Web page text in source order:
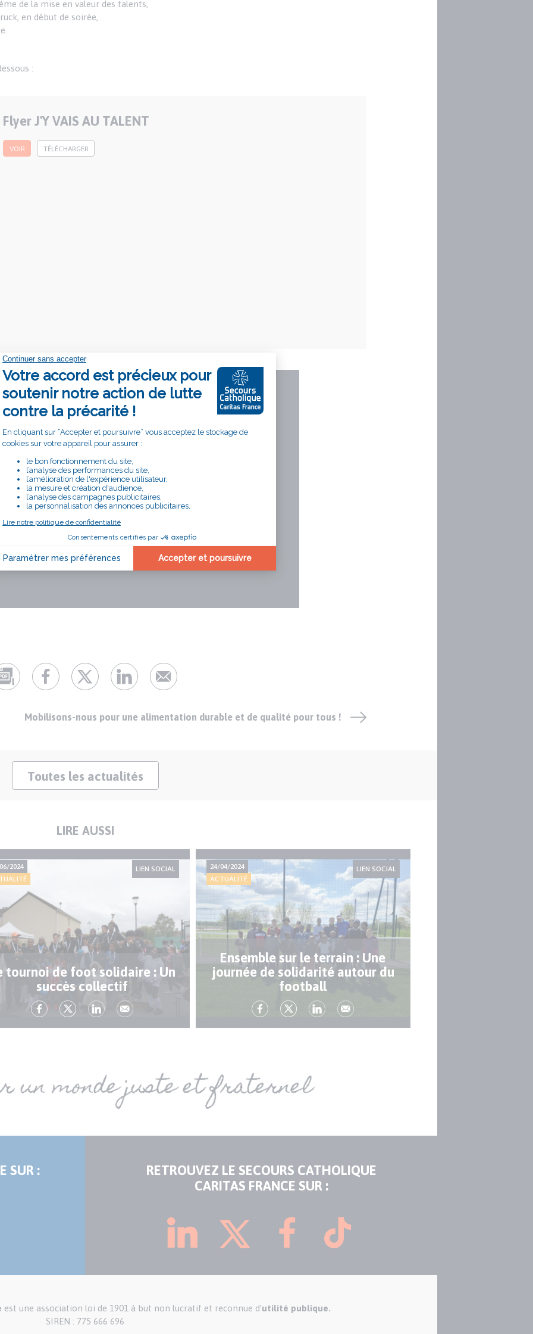
de la mise en valeur des talents,
en début de soirée,
:
Publication
Flyer J'Y VAIS AU TALENT
VOIR TÉLÉCHARGER
Accepter le cookie Youtube
Mobilisons-nous pour une alimentation durable et de qualité pour tous !
Toutes les actualités
LIRE AUSSI
2024
LIEN SOCIAL
tournoi de foot solidaire : Un
succès collectif
24/04/2024
ACTUALITÉ
LIEN SOCIAL
Ensemble sur le terrain : Une
journée de solidarité autour du
football
SUR :
RETROUVEZ LE SECOURS CATHOLIQUE
CARITAS FRANCE SUR :
est une association loi de 1901 à but non lucratif et reconnue d’utilité publique.
SIREN : 775 666 696